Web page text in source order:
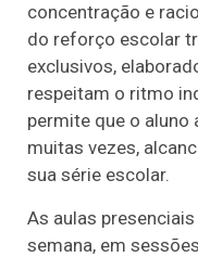
concentração e
do reforço escolar
exclusivos,
respeitam o ritmo
permite que o aluno
muitas vezes,
sua série escolar.
As aulas
semana, em